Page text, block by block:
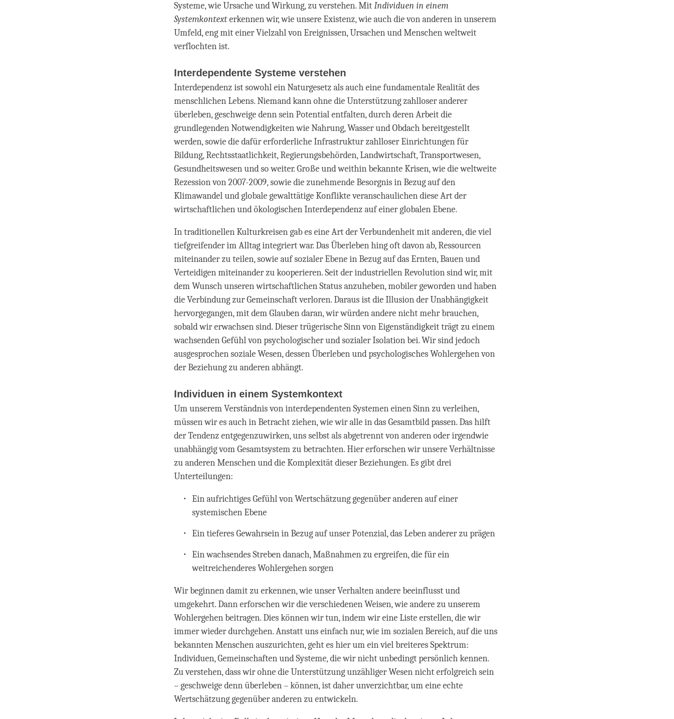
Systeme, wie Ursache und Wirkung, zu verstehen. MitIndividuen in einem
Systemkontexterkennen wir, wie unsere Existenz, wie auch die von anderen in unserem
Umfeld, eng mit einer Vielzahl von Ereignissen, Ursachen und Menschen weltweit
verflochten ist.
Interdependente Systeme verstehen
Interdependenz ist sowohl ein Naturgesetz als auch eine fundamentale Realität des
menschlichen Lebens. Niemand kann ohne die Unterstützung zahlloser anderer
überleben, geschweige denn sein Potential entfalten, durch deren Arbeit die
grundlegenden Notwendigkeiten wie Nahrung, Wasser und Obdach bereitgestellt
werden, sowie die dafür erforderliche Infrastruktur zahlloser Einrichtungen für
Bildung, Rechtsstaatlichkeit, Regierungsbehörden, Landwirtschaft, Transportwesen,
Gesundheitswesen und so weiter. Große und weithin bekannte Krisen, wie die weltweite
Rezession von 2007-2009, sowie die zunehmende Besorgnis in Bezug auf den
Klimawandel und globale gewalttätige Konflikte veranschaulichen diese Art der
wirtschaftlichen und ökologischen Interdependenz auf einer globalen Ebene.
In traditionellen Kulturkreisen gab es eine Art der Verbundenheit mit anderen, die viel
tiefgreifender im Alltag integriert war. Das Überleben hing oft davon ab, Ressourcen
miteinander zu teilen, sowie auf sozialer Ebene in Bezug auf das Ernten, Bauen und
Verteidigen miteinander zu kooperieren. Seit der industriellen Revolution sind wir, mit
dem Wunsch unseren wirtschaftlichen Status anzuheben, mobiler geworden und haben
die Verbindung zur Gemeinschaft verloren. Daraus ist die Illusion der Unabhängigkeit
hervorgegangen, mit dem Glauben daran, wir würden andere nicht mehr brauchen,
sobald wir erwachsen sind. Dieser trügerische Sinn von Eigenständigkeit trägt zu einem
wachsenden Gefühl von psychologischer und sozialer Isolation bei. Wir sind jedoch
ausgesprochen soziale Wesen, dessen Überleben und psychologisches Wohlergehen von
der Beziehung zu anderen abhängt.
Individuen in einem Systemkontext
Um unserem Verständnis von interdependenten Systemen einen Sinn zu verleihen,
müssen wir es auch in Betracht ziehen, wie wir alle in das Gesamtbild passen. Das hilft
der Tendenz entgegenzuwirken, uns selbst als abgetrennt von anderen oder irgendwie
unabhängig vom Gesamtsystem zu betrachten. Hier erforschen wir unsere Verhältnisse
zu anderen Menschen und die Komplexität dieser Beziehungen. Es gibt drei
Unterteilungen:
Ein aufrichtiges Gefühl von Wertschätzung gegenüber anderen auf einer
systemischen Ebene
Ein tieferes Gewahrsein in Bezug auf unser Potenzial, das Leben anderer zu prägen
Ein wachsendes Streben danach, Maßnahmen zu ergreifen, die für ein
weitreichenderes Wohlergehen sorgen
Wir beginnen damit zu erkennen, wie unser Verhalten andere beeinflusst und
umgekehrt. Dann erforschen wir die verschiedenen Weisen, wie andere zu unserem
Wohlergehen beitragen. Dies können wir tun, indem wir eine Liste erstellen, die wir
immer wieder durchgehen. Anstatt uns einfach nur, wie im sozialen Bereich, auf die uns
bekannten Menschen auszurichten, geht es hier um ein viel breiteres Spektrum:
Individuen, Gemeinschaften und Systeme, die wir nicht unbedingt persönlich kennen.
Zu verstehen, dass wir ohne die Unterstützung unzähliger Wesen nicht erfolgreich sein
– geschweige denn überleben – können, ist daher unverzichtbar, um eine echte
Wertschätzung gegenüber anderen zu entwickeln.